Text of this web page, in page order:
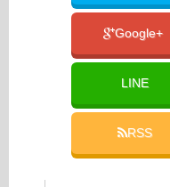
Google+
LINE
RSS